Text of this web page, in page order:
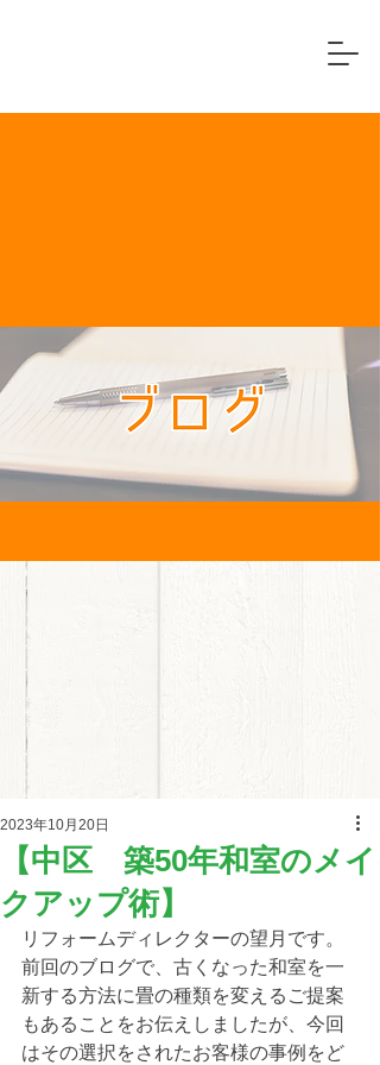
【中区 築50年和室のメイ
クアップ術】
2023年10月20日
リフォームディレクターの望月です。
前回のブログで、古くなった和室を一
新する方法に畳の種類を変えるご提案
もあることをお伝えしましたが、今回
はその選択をされたお客様の事例をど